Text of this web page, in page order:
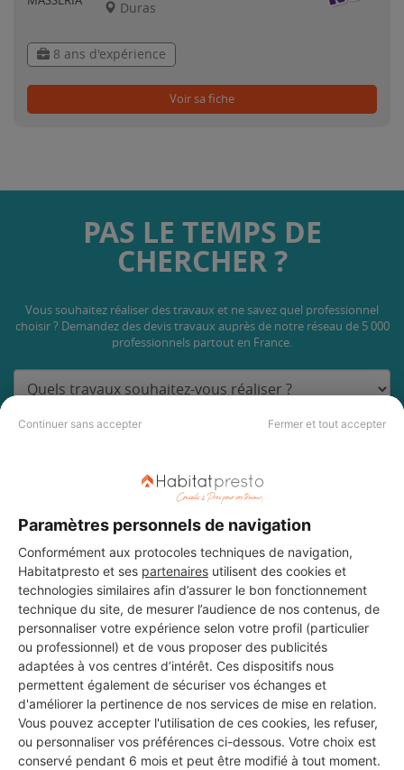
Continuer sans accepter Fermer et tout accepter
Paramètres personnels de navigation
Conformément aux protocoles techniques de navigation,
Habitatpresto et ses partenaires utilisent des cookies et
technologies similaires afin d’assurer le bon fonctionnement
technique du site, de mesurer l’audience de nos contenus, de
personnaliser votre expérience selon votre profil (particulier
ou professionnel) et de vous proposer des publicités
adaptées à vos centres d’intérêt. Ces dispositifs nous
permettent également de sécuriser vos échanges et
d'améliorer la pertinence de nos services de mise en relation.
Vous pouvez accepter l'utilisation de ces cookies, les refuser,
ou personnaliser vos préférences ci-dessous. Votre choix est
conservé pendant 6 mois et peut être modifié à tout moment.
Duras
8 ans d'expérience
Voir sa fiche
PAS LE TEMPS DE
CHERCHER ?
Vous souhaitez réaliser des travaux et ne savez quel professionnel
choisir ? Demandez des devis travaux auprès de notre réseau de 5 000
professionnels partout en France.
DEMANDER UN DEVIS
Les 1 autres Carreleurs pour
vos travaux à Marmande
Bati Travaux Direct d usine
Marmande
Voir sa fiche